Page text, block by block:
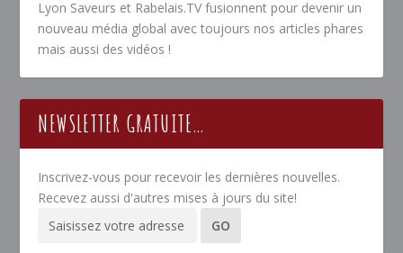
Lyon Saveurs et Rabelais.TV fusionnent pour devenir un
nouveau média global avec toujours nos articles phares
mais aussi des vidéos !
NEWSLETTER GRATUITE…
Inscrivez-vous pour recevoir les dernières nouvelles.
Recevez aussi d'autres mises à jours du site!